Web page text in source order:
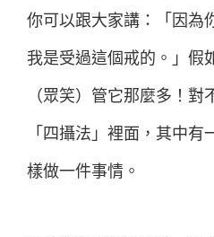
你可以跟大家講：「因為
我是受過這個戒的。」假
（眾笑）管它那麼多！
「四攝法」裡面，其中有
樣做一件事情。